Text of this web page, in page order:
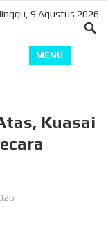
9 Agustus 2026
MENU
Kuasai